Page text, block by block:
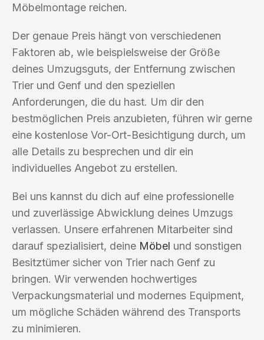
Möbelmontage reichen.
Der genaue Preis hängt von verschiedenen
Faktoren ab, wie beispielsweise der Größe
deines Umzugsguts, der Entfernung zwischen
Trier und Genf und den speziellen
Anforderungen, die du hast. Um dir den
bestmöglichen Preis anzubieten, führen wir gerne
eine kostenlose Vor-Ort-Besichtigung durch, um
alle Details zu besprechen und dir ein
individuelles Angebot zu erstellen.
Bei uns kannst du dich auf eine professionelle
und zuverlässige Abwicklung deines Umzugs
verlassen. Unsere erfahrenen Mitarbeiter sind
darauf spezialisiert, deine Möbel und sonstigen
Besitztümer sicher von Trier nach Genf zu
bringen. Wir verwenden hochwertiges
Verpackungsmaterial und modernes Equipment,
um mögliche Schäden während des Transports
zu minimieren.